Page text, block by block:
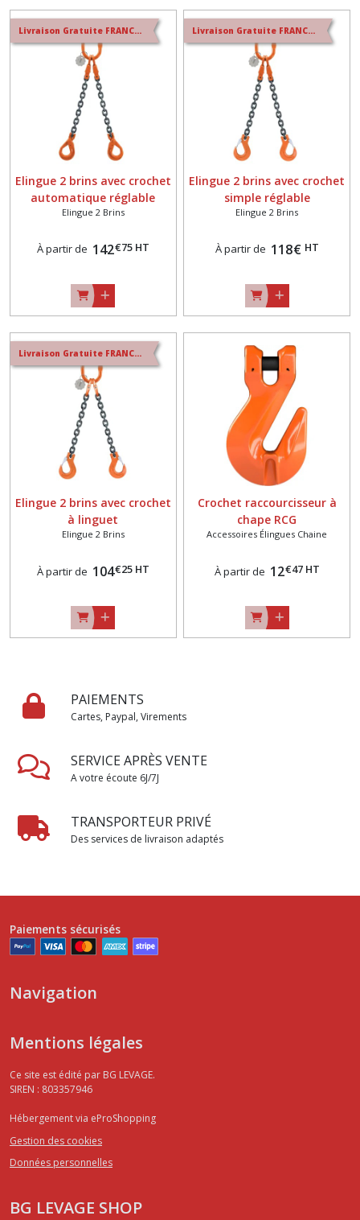
Livraison Gratuite FRANCE METROPOLITAINE
Elingue 2 brins avec crochet
automatique réglable
Elingue 2 Brins
À partir de 142€75 HT
Livraison Gratuite FRANCE METROPOLITAINE
Elingue 2 brins avec crochet
simple réglable
Elingue 2 Brins
À partir de 118€ HT
Livraison Gratuite FRANCE METROPOLITAINE
Elingue 2 brins avec crochet
à linguet
Elingue 2 Brins
À partir de 104€25 HT
Crochet raccourcisseur à
chape RCG
Accessoires Élingues Chaine
À partir de 12€47 HT
PAIEMENTS
Cartes, Paypal, Virements
SERVICE APRÈS VENTE
A votre écoute 6J/7J
TRANSPORTEUR PRIVÉ
Des services de livraison adaptés
Paiements sécurisés
Navigation
Mentions légales
Ce site est édité par BG LEVAGE.
SIREN : 803357946
Hébergement via eProShopping
Gestion des cookies
Données personnelles
BG LEVAGE SHOP